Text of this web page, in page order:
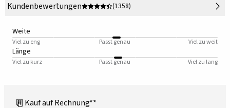
Kundenbewertungen
(1358)
Weite
Viel zu eng Passt genau Viel zu weit
Länge
Viel zu kurz Passt genau Viel zu lang
Kauf auf Rechnung**